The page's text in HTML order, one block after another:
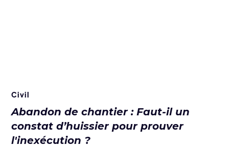
Civil
Abandon de chantier : Faut-il un
constat d’huissier pour prouver
l'inexécution ?